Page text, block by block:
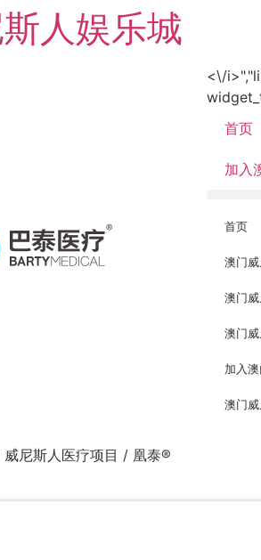
人娱乐城
<\/
首页
加入
首页
澳门
澳门
澳门
加入
澳门
威尼斯人医疗项目 / 凰泰®